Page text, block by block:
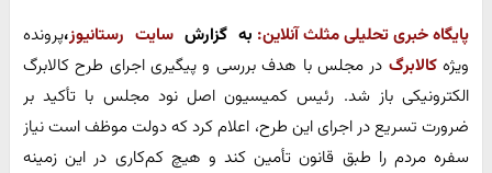
پایگاه خبری تحلیلی مثلث آنلاین: به گزارش سایت رستانیوز،پرونده
ویژه کالابرگ در مجلس با هدف بررسی و پیگیری اجرای طرح کالابرگ
الکترونیکی باز شد. رئیس کمیسیون اصل نود مجلس با تأکید بر
ضرورت تسریع در اجرای این طرح، اعلام کرد که دولت موظف است نیاز
سفره مردم را طبق قانون تأمین کند و هیچ کم‌کاری در این زمینه